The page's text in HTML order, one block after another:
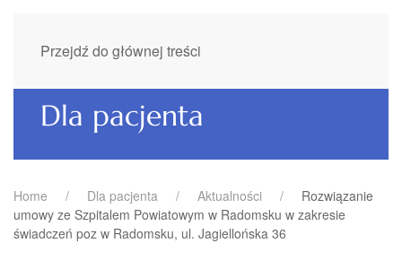
Przejdź do głównej treści
Dla pacjenta
Home Dla pacjenta Aktualności
Rozwiązanie
umowy ze Szpitalem Powiatowym w Radomsku w zakresie
świadczeń poz w Radomsku, ul. Jagiellońska 36